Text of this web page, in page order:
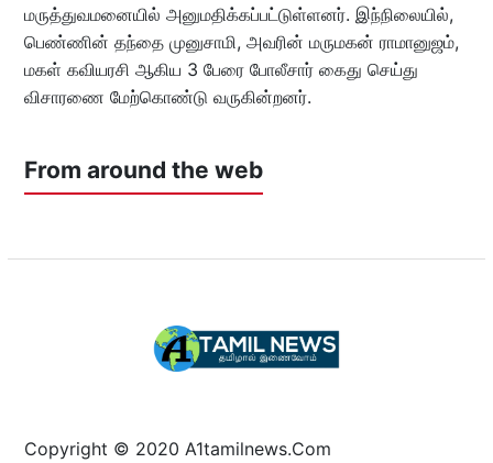
மருத்துவமனையில் அனுமதிக்கப்பட்டுள்ளனர். இந்நிலையில்,
பெண்ணின் தந்தை முனுசாமி, அவரின் மருமகன் ராமானுஜம்,
மகள் கவியரசி ஆகிய 3 பேரை போலீசார் கைது செய்து
விசாரணை மேற்கொண்டு வருகின்றனர்.
From around the web
Copyright © 2020 A1tamilnews.Com